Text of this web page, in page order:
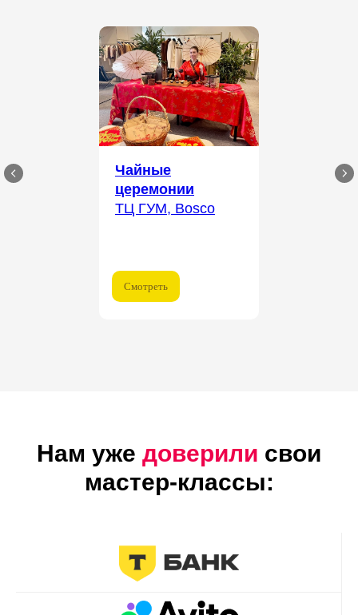
Чайные
церемонии
ТЦ ГУМ, Bosco
Смотреть
Нам уже доверили свои
мастер-классы: